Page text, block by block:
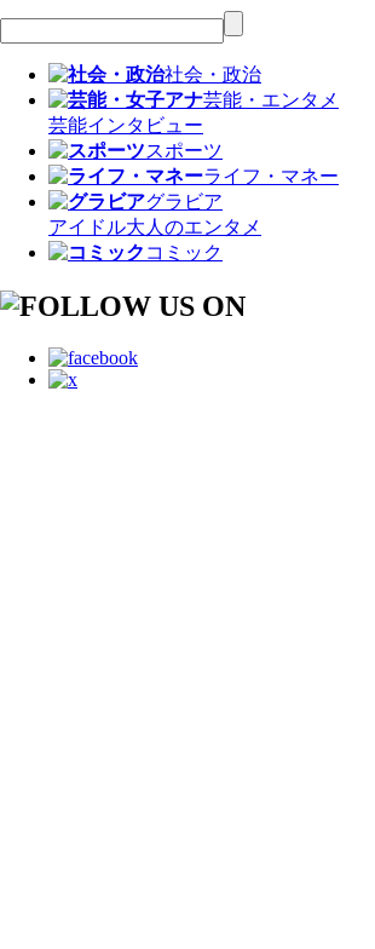
社会・政治
芸能・エンタメ
芸能インタビュー
スポーツ
ライフ・マネー
グラビア
アイドル大人のエンタメ
コミック